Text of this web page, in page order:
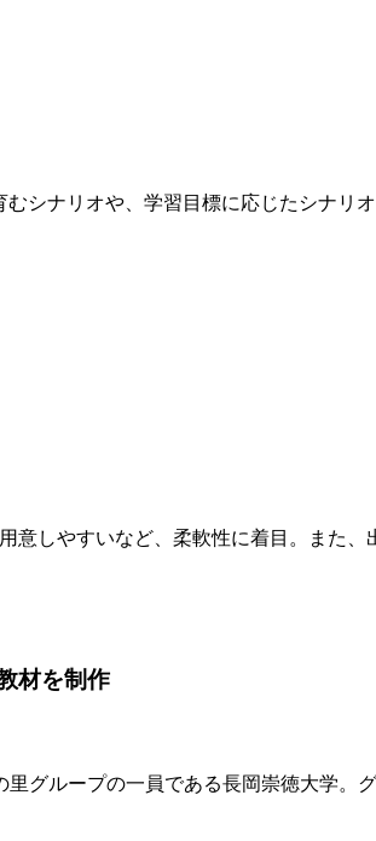
シナリオや、学習目標に応じたシナリ
しやすいなど、柔軟性に着目。また
材を制作
グループの一員である長岡崇徳大学。